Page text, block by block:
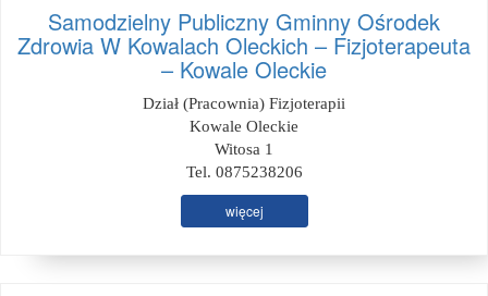
Samodzielny Publiczny Gminny Ośrodek
Zdrowia W Kowalach Oleckich – Fizjoterapeuta
– Kowale Oleckie
Dział (Pracownia) Fizjoterapii
Kowale Oleckie
Witosa 1
Tel. 0875238206
więcej